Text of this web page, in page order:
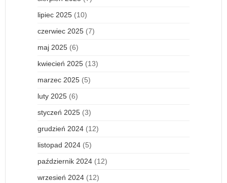
lipiec 2025 (10)
czerwiec 2025 (7)
maj 2025 (6)
kwiecień 2025 (13)
marzec 2025 (5)
luty 2025 (6)
styczeń 2025 (3)
grudzień 2024 (12)
listopad 2024 (5)
październik 2024 (12)
wrzesień 2024 (12)